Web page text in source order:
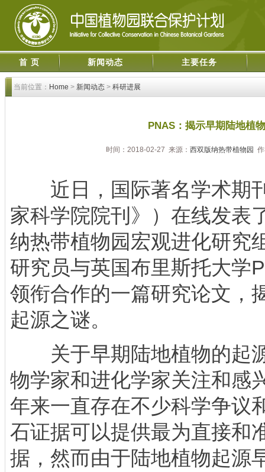
首 页 新闻动态 主要任务
当前位置： Home > 新闻动态 > 科研进展
PNAS：揭示早期陆地植
时间：2018-02-27 来源：西双版纳热带植物园
近日，国际著名学术期
家科学院院刊》）在线发表
纳热带植物园宏观进化研究
研究员与英国布里斯托大学
领衔合作的一篇研究论文，
起源之谜。
关于早期陆地植物的起
物学家和进化学家关注和感
年来一直存在不少科学争议
石证据可以提供最为直接和
据，然而由于陆地植物起源